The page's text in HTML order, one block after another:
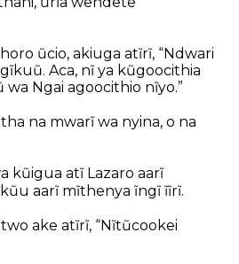
ũcio, akiuga atĩrĩ, “Ndwari
Aca, nĩ ya kũgoocithia
Ngai agoocithio nĩyo.”
na mwarĩ wa nyina, o na
kũigua atĩ Lazaro aarĩ
aarĩ mĩthenya ĩngĩ ĩĩrĩ.
ake atĩrĩ, “Nĩtũcookei